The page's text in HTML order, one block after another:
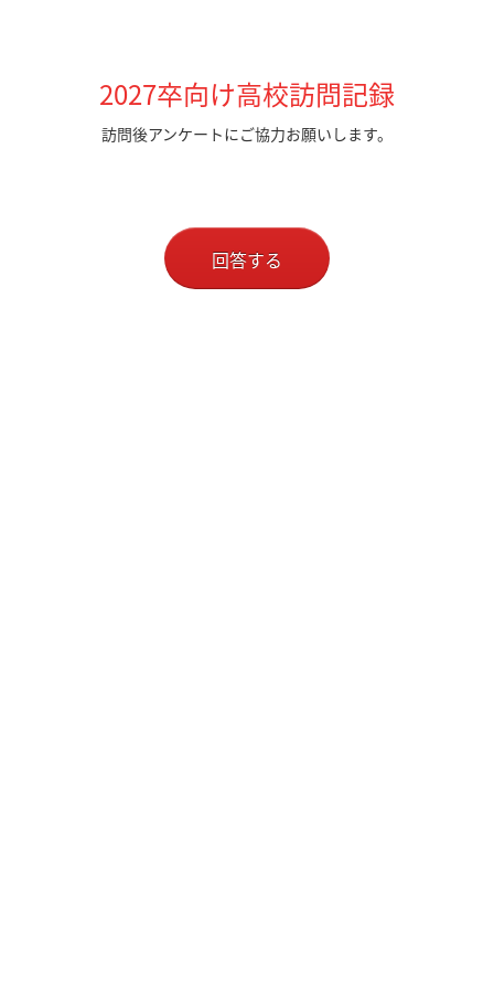
2027卒向け高校訪問記録
訪問後アンケートにご協力お願いします。
回答する